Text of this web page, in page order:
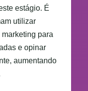
estágio. É
utilizar
para
e opinar
aumentando